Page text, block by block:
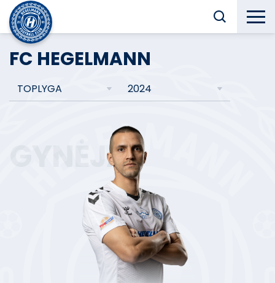
FC HEGELMANN
TOPLYGA 2024
GYNĖJAS